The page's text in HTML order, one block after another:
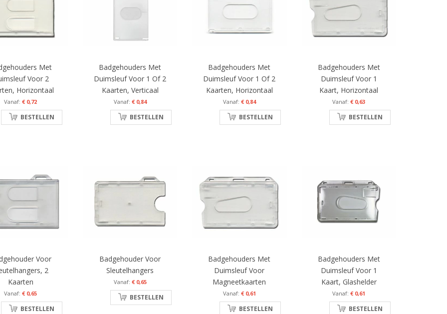
Met
Voor 2
Horizontaal
€ 0,72
BESTELLEN
Badgehouders Met
Duimsleuf Voor 1 Of 2
Kaarten, Verticaal
€ 0,84
BESTELLEN
Badgehouders Met
Duimsleuf Voor 1 Of 2
Kaarten, Horizontaal
€ 0,84
BESTELLEN
Badgehouders Met
Duimsleuf Voor 1
Kaart, Horizontaal
€ 0,63
BESTELLEN
Voor
2
Kaarten
€ 0,65
BESTELLEN
Badgehouder Voor
Sleutelhangers
€ 0,65
BESTELLEN
Badgehouders Met
Duimsleuf Voor
Magneetkaarten
€ 0,61
BESTELLEN
Badgehouders Met
Duimsleuf Voor 1
Kaart, Glashelder
€ 0,61
BESTELLEN